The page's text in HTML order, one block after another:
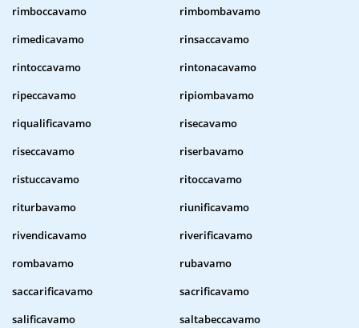
rimboccavamo
rimbombavamo
rimedicavamo
rinsaccavamo
rintoccavamo
rintonacavamo
ripeccavamo
ripiombavamo
riqualificavamo
risecavamo
riseccavamo
riserbavamo
ristuccavamo
ritoccavamo
riturbavamo
riunificavamo
rivendicavamo
riverificavamo
rombavamo
rubavamo
saccarificavamo
sacrificavamo
salificavamo
saltabeccavamo